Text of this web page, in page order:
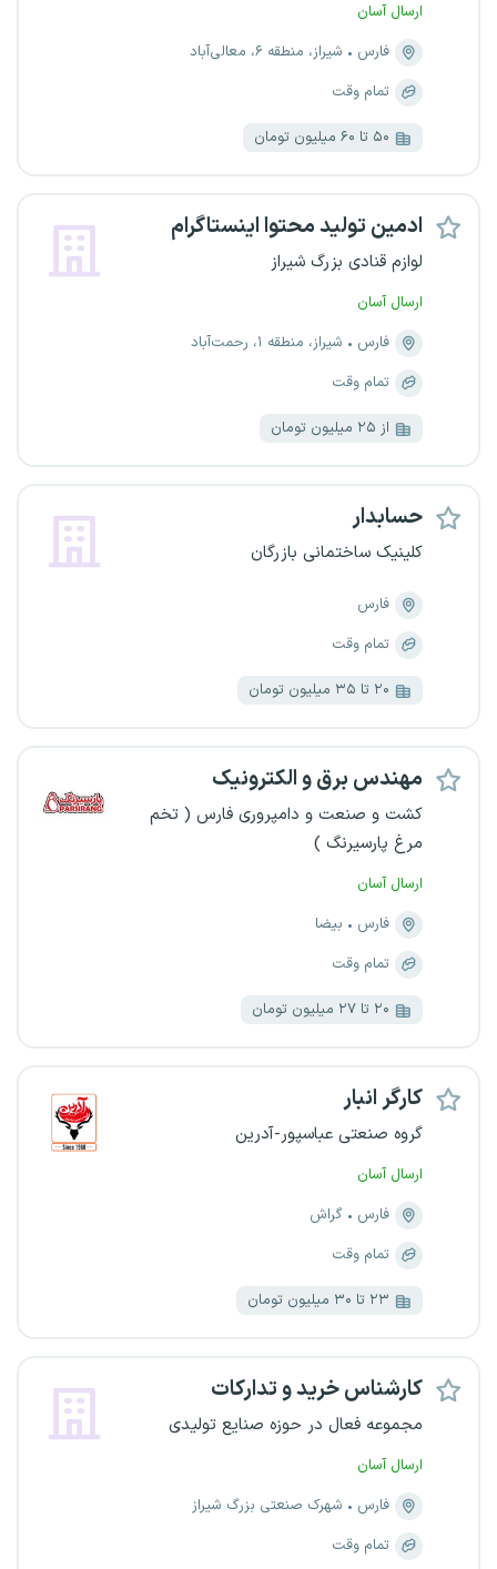
ارسال آسان
فارس
شیراز، منطقه ۶، معالی‌آباد
تمام وقت
۵۰ تا ۶۰ میلیون تومان
ادمین تولید محتوا اینستاگرام
لوازم قنادی بزرگ شیراز
ارسال آسان
فارس
شیراز، منطقه ۱، رحمت‌آباد
تمام وقت
از ۲۵ میلیون تومان
حسابدار
کلینیک ساختمانی بازرگان
فارس
تمام وقت
۲۰ تا ۳۵ میلیون تومان
مهندس برق و الکترونیک
کشت و صنعت و دامپروری فارس ( تخم
مرغ پارسیرنگ )
ارسال آسان
فارس
بیضا
تمام وقت
۲۰ تا ۲۷ میلیون تومان
کارگر انبار
گروه صنعتی عباسپور-آدرین
ارسال آسان
فارس
گراش
تمام وقت
۲۳ تا ۳۰ میلیون تومان
کارشناس خرید و تدارکات
مجموعه فعال در حوزه صنایع تولیدی
ارسال آسان
فارس
شهرک صنعتی بزرگ شیراز
تمام وقت